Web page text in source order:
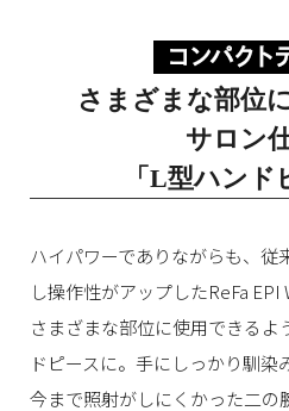
さまざまな部位
サロン
「L型ハンド
ハイパワーでありながらも、従
し操作性がアップしたReFa EPI
さまざまな部位に使用できる
ドピースに。手にしっかり馴染
今まで照射がしにくかった二の